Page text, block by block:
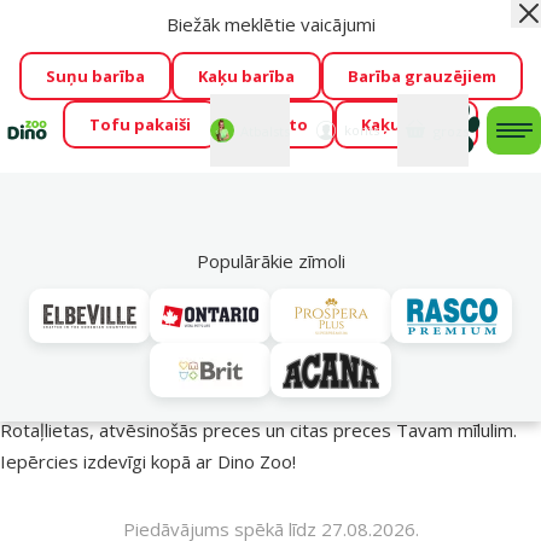
Visu mēnesi Dino Zoo piedāvā lieliskas cenas mīluļu TOP
barībām! 🍖→Skatīt piedāvājumu!
Fotokonkurss “GADA ŪSAIŅI”!
Varbūt tieši Tavs mīlulis
būs 2027. gada zvaigzne
→Piedalīties
Mans
konts
Biežāk meklētie vaicājumi
Suņu barība Kaķu barība Barība grauzējiem
Tofu pakaiši Foresto Kaķu mājas
Populārākie zīmoli
Vasara turpinās – atlaides katrai gaumei!
Rotaļlietas, atvēsinošās preces un citas preces Tavam mīlulim.
Iepērcies izdevīgi kopā ar Dino Zoo!
Piedāvājums spēkā līdz 27.08.2026.